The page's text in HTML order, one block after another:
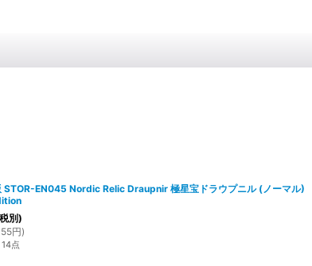
STOR-EN045 Nordic Relic Draupnir 極星宝ドラウプニル (ノーマル)
別)
55円)
点